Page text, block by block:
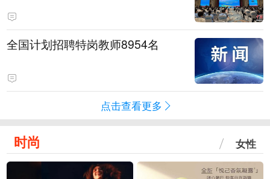
全国计划招聘特岗教师8954名
点击查看更多
时尚 女性